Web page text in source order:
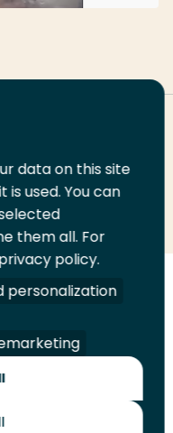
Contact
data on this site
used. You can
them all. For
policy.
personalization